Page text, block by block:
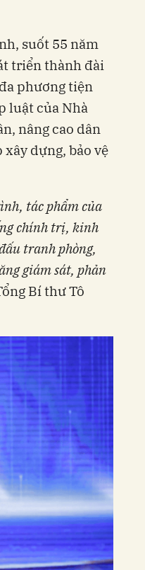
suốt 55 năm
triển thành đài
phương tiện
luật của Nhà
nâng cao dân
dựng, bảo vệ
tác phẩm của
chính trị, kinh
tranh phòng,
giám sát, phản
Bí thư Tô